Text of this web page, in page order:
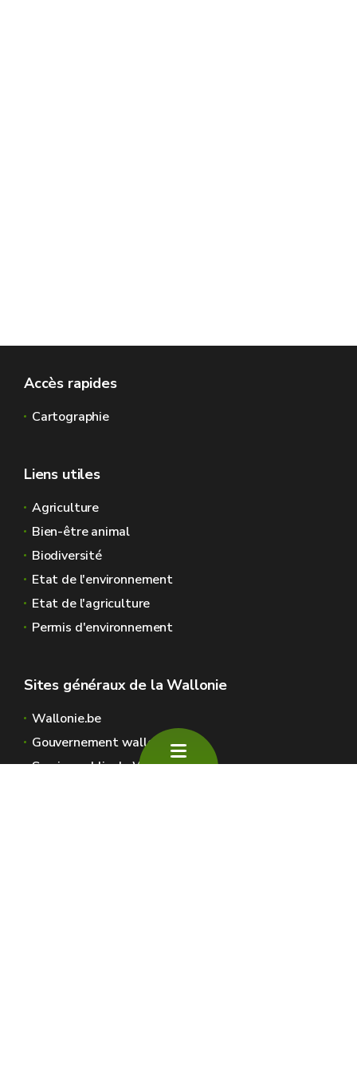
Accès rapides
Cartographie
Liens utiles
Agriculture
Bien-être animal
Biodiversité
Etat de l'environnement
Etat de l'agriculture
Permis d'environnement
Sites généraux de la Wallonie
Wallonie.be
Gouvernement wallon
Service public de Wallonie